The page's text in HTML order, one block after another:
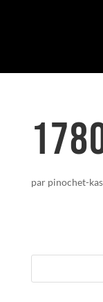
par pinochet-